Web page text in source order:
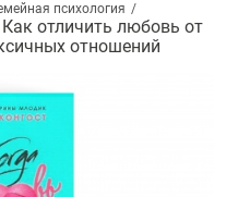
психология
отличить любовь от
отношений